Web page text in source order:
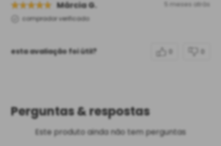
Márcia G. 5 meses atrás
comprador verificado
esta avaliação foi útil?
Perguntas & respostas
Este produto ainda não tem perguntas